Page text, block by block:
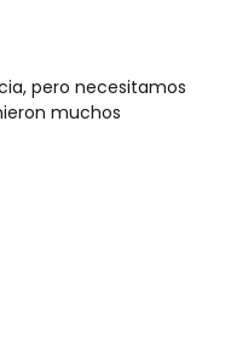
pero necesitamos
muchos